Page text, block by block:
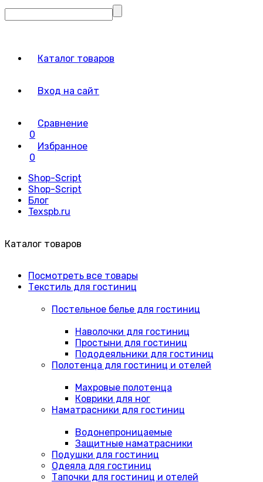
Каталог товаров
Вход на сайт
Сравнение
0
Избранное
0
Shop-Script
Shop-Script
Блог
Texspb.ru
Каталог товаров
Посмотреть все товары
Текстиль для гостиниц
Постельное белье для гостиниц
Наволочки для гостиниц
Простыни для гостиниц
Пододеяльники для гостиниц
Полотенца для гостиниц и отелей
Махровые полотенца
Коврики для ног
Наматрасники для гостиниц
Водонепроницаемые
Защитные наматрасники
Подушки для гостиниц
Одеяла для гостиниц
Тапочки для гостиниц и отелей